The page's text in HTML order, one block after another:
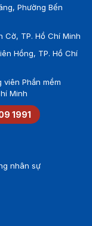
Phường Bến
Cờ, TP. Hồ Chí Minh
Hồng, TP. Hồ Chí
Phần mềm
Minh
1991
nhân sự